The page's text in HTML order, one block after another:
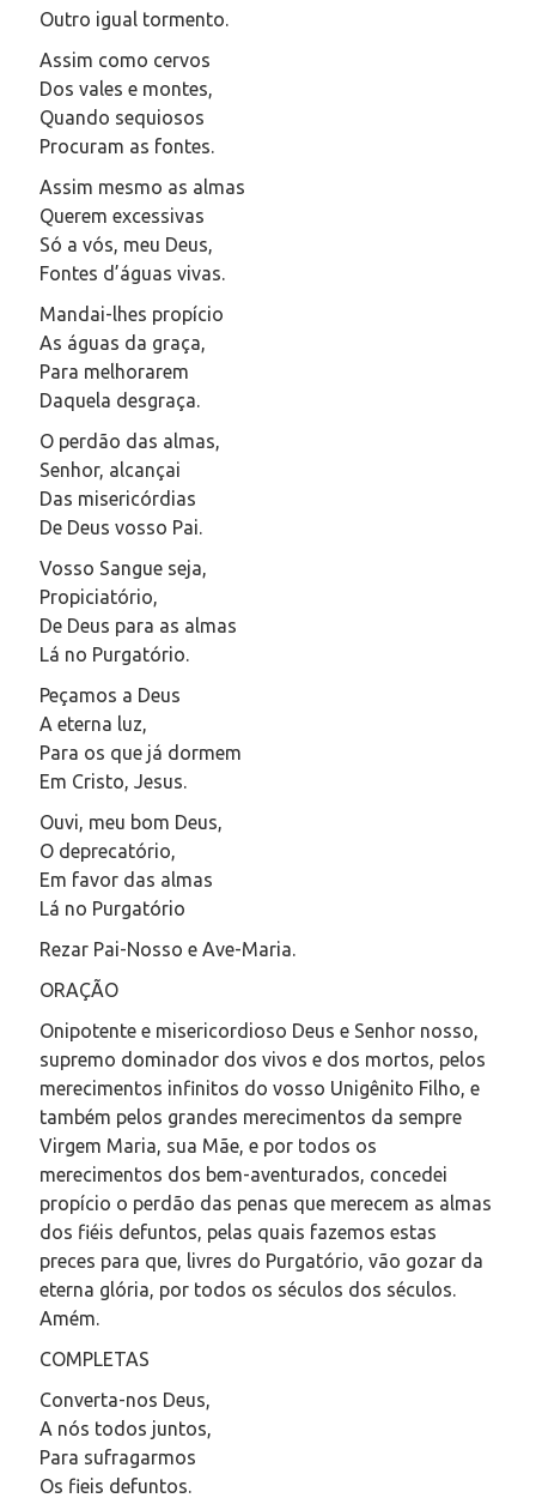
Outro igual tormento.
Assim como cervos
Dos vales e montes,
Quando sequiosos
Procuram as fontes.
Assim mesmo as almas
Querem excessivas
Só a vós, meu Deus,
Fontes d’águas vivas.
Mandai-lhes propício
As águas da graça,
Para melhorarem
Daquela desgraça.
O perdão das almas,
Senhor, alcançai
Das misericórdias
De Deus vosso Pai.
Vosso Sangue seja,
Propiciatório,
De Deus para as almas
Lá no Purgatório.
Peçamos a Deus
A eterna luz,
Para os que já dormem
Em Cristo, Jesus.
Ouvi, meu bom Deus,
O deprecatório,
Em favor das almas
Lá no Purgatório
Rezar Pai-Nosso e Ave-Maria.
ORAÇÃO
Onipotente e misericordioso Deus e Senhor nosso,
supremo dominador dos vivos e dos mortos, pelos
merecimentos infinitos do vosso Unigênito Filho, e
também pelos grandes merecimentos da sempre
Virgem Maria, sua Mãe, e por todos os
merecimentos dos bem-aventurados, concedei
propício o perdão das penas que merecem as almas
dos fiéis defuntos, pelas quais fazemos estas
preces para que, livres do Purgatório, vão gozar da
eterna glória, por todos os séculos dos séculos.
Amém.
COMPLETAS
Converta-nos Deus,
A nós todos juntos,
Para sufragarmos
Os fieis defuntos.